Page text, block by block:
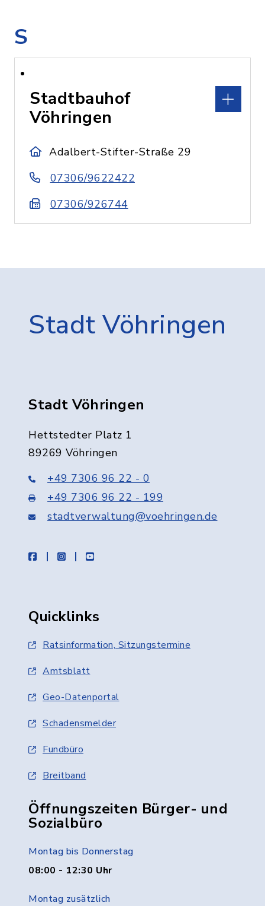
S
Stadtbauhof
Vöhringen
Adalbert-Stifter-Straße 29
07306/9622422
07306/926744
Stadt Vöhringen
Stadt Vöhringen
Hettstedter Platz 1
89269 Vöhringen
+49 7306 96 22 - 0
+49 7306 96 22 - 199
stadtverwaltung@voehringen.de
facebookinstagramyoutube
Quicklinks
Ratsinformation, Sitzungstermine
Amtsblatt
Geo-Datenportal
Schadensmelder
Fundbüro
Breitband
Öffnungszeiten Bürger- und
Sozialbüro
Montag bis Donnerstag
08:00 - 12:30 Uhr
Montag zusätzlich